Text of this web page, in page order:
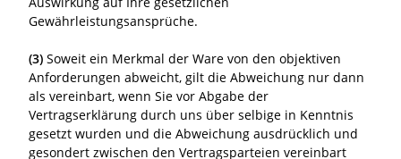
Gewährleistungsansprüche.
(3) Soweit ein Merkmal der Ware von den objektiven
Anforderungen abweicht, gilt die Abweichung nur dann
als vereinbart, wenn Sie vor Abgabe der
Vertragserklärung durch uns über selbige in Kenntnis
gesetzt wurden und die Abweichung ausdrücklich und
gesondert zwischen den Vertragsparteien vereinbart